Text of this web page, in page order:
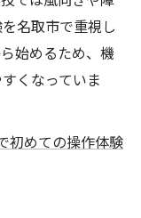
名取市で重視し
始めるため、機
くなっていま
初めての操作体験